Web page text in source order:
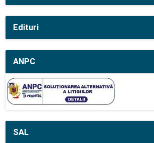
Edituri
ANPC
SAL